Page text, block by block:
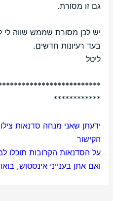
גם זו מסורת.
יש לכן מסורת שממש שווה לי
בעד רעיונות חדשים.
ליטל
************
ידעתן שאני מנחה סדנאות
הקישור
על הסדנאות הקרובות תוכלו
ואם אתן בענייני אינסטוש,